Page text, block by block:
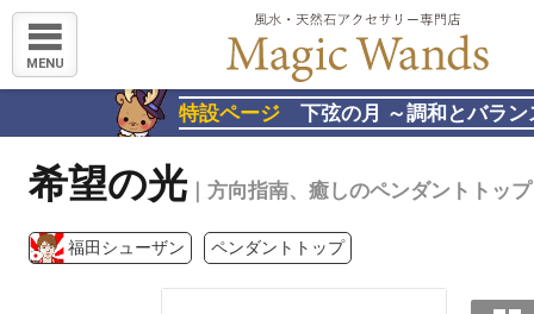
MENU
特設ページ 下弦の月 ～調和とバラン
希望の光 ｜方向指南、癒しのペンダントトップ
福田シューザン ペンダントトップ